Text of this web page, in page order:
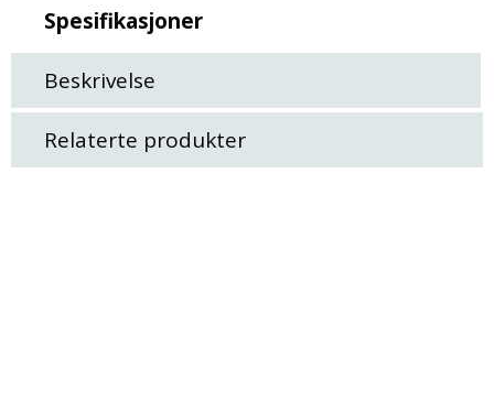
Spesifikasjoner
Beskrivelse
Relaterte produkter